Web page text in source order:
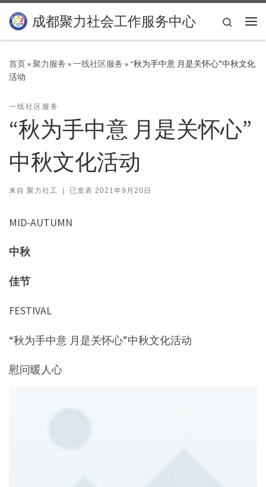
Skip to content
成都聚力社会工作服务中心
Search
首页»聚力服务 »一线社区服务 » “秋为手中意 月是关怀心”中秋文化
活动
一线社区服务
“秋为手中意 月是关怀心”
中秋文化活动
来自 聚力社工 | 已发表 2021年9月20日
MID-AUTUMN
中秋
佳节
FESTIVAL
“秋为手中意 月是关怀心”中秋文化活动
慰问暖人心